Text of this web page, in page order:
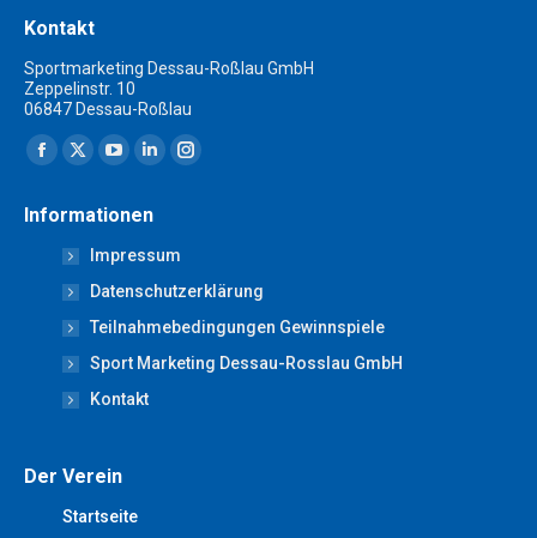
Kontakt
Sportmarketing Dessau-Roßlau GmbH
Zeppelinstr. 10
06847 Dessau-Roßlau
Finden Sie uns auf:
Facebook
opens
new
window
X
opens
in
new
window
YouTube
opens
in
new
window
Linkedin
opens
in
new
window
Instagram
new
window
Informationen
Impressum
Datenschutzerklärung
Teilnahmebedingungen Gewinnspiele
Sport Marketing Dessau-Rosslau GmbH
Kontakt
Der Verein
Startseite